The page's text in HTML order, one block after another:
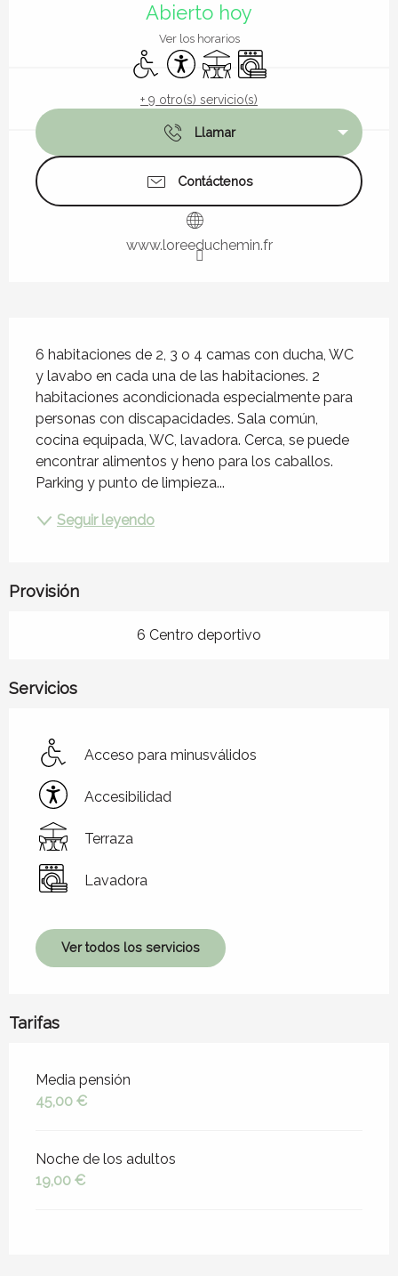
Abierto hoy
Ver los horarios
Acceso para minusválidos
Accesibilidad
TerrazaLavadora
+ 9 otro(s) servicio(s)
Llamar
Contáctenos
www.loreeduchemin.fr
6 habitaciones de 2, 3 o 4 camas con ducha, WC
y lavabo en cada una de las habitaciones. 2
habitaciones acondicionada especialmente para
personas con discapacidades. Sala común,
cocina equipada, WC, lavadora. Cerca, se puede
encontrar alimentos y heno para los caballos.
Parking y punto de limpieza...
Seguir leyendo
Provisión
6 Centro deportivo
Servicios
Acceso para minusválidos
Accesibilidad
Terraza
Lavadora
Ver todos los servicios
Tarifas
Tarifas 2026
Media pensión
45,00 €
Noche de los adultos
19,00 €